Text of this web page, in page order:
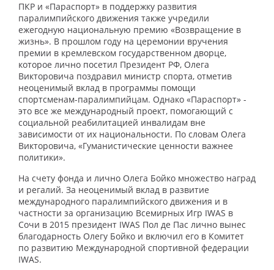
ПКР и «Параспорт» в поддержку развития
паралимпийского движения также учредили
ежегодную национальную премию «Возвращение в
жизнь». В прошлом году на церемонии вручения
премии в кремлевском государственном дворце,
которое лично посетил Президент РФ, Олега
Викторовича поздравил министр спорта, отметив
неоценимый вклад в программы помощи
спортсменам-паралимпийцам. Однако «Параспорт» -
это все же международный проект, помогающий с
социальной реабилитацией инвалидам вне
зависимости от их национальности. По словам Олега
Викторовича, «Гуманистические ценности важнее
политики».
На счету фонда и лично Олега Бойко множество наград
и регалий. За неоценимый вклад в развитие
международного паралимпийского движения и в
частности за организацию Всемирных Игр IWAS в
Сочи в 2015 президент IWAS Пол де Пас лично вынес
благодарность Олегу Бойко и включил его в Комитет
по развитию Международной спортивной федерации
IWAS.